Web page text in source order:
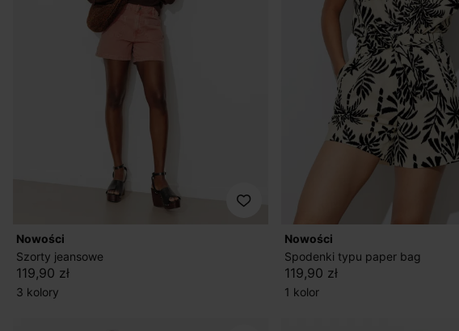
nowości
Szorty jeansowe
119,90 zł
3 kolory
nowości
Spodenki typu paper bag
119,90 zł
1 kolor